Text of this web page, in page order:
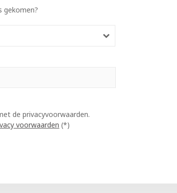
gekomen?
de privacyvoorwaarden.
voorwaarden (*)